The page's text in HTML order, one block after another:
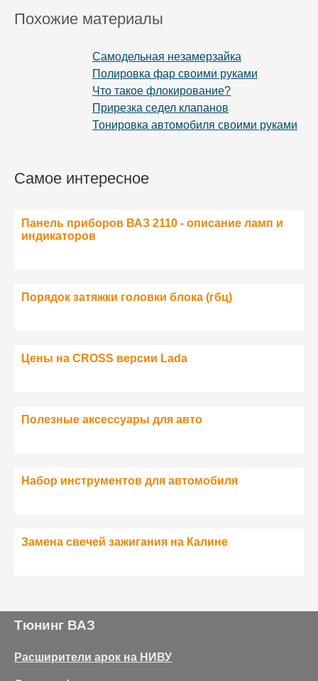
Похожие материалы
Самодельная незамерзайка
Полировка фар своими руками
Что такое флокирование?
Прирезка седел клапанов
Тонировка автомобиля своими руками
Самое интересное
Панель приборов ВАЗ 2110 - описание ламп и
индикаторов
Порядок затяжки головки блока (гбц)
Цены на CROSS версии Lada
Полезные аксессуары для авто
Набор инструментов для автомобиля
Замена свечей зажигания на Калине
Тюнинг ВАЗ
Расширители арок на НИВУ